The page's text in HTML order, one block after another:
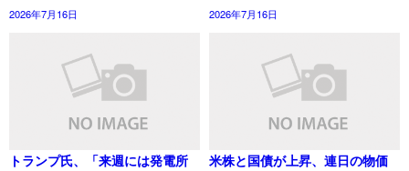
2026年7月16日 2026年7月16日
トランプ氏、「来週には発電所
米株と国債が上昇、連日の物価